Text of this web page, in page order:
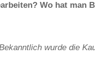
Wo hat man
wurde die